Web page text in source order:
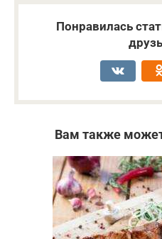
Понравилась
Вам также